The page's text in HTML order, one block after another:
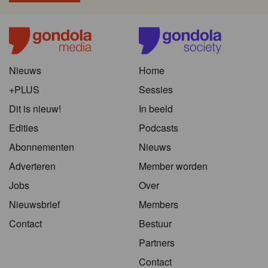
Nieuws
+PLUS
Dit is nieuw!
Edities
Abonnementen
Adverteren
Jobs
Nieuwsbrief
Contact
Home
Sessies
In beeld
Podcasts
Nieuws
Member worden
Over
Members
Bestuur
Partners
Contact